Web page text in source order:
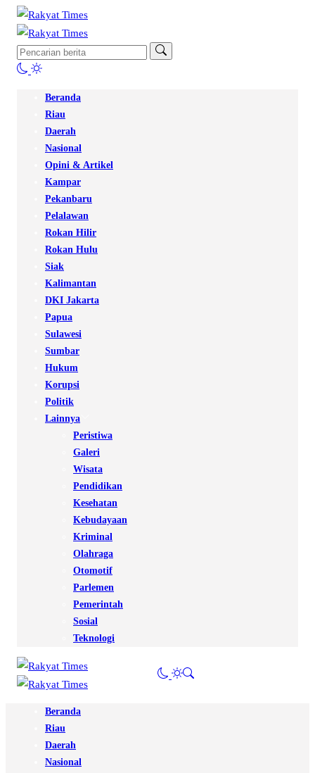
Beranda
Riau
Daerah
Nasional
Opini & Artikel
Kampar
Pekanbaru
Pelalawan
Rokan Hilir
Rokan Hulu
Siak
Kalimantan
DKI Jakarta
Papua
Sulawesi
Sumbar
Hukum
Korupsi
Politik
Lainnya
Peristiwa
Galeri
Wisata
Pendidikan
Kesehatan
Kebudayaan
Kriminal
Olahraga
Otomotif
Parlemen
Pemerintah
Sosial
Teknologi
Beranda
Riau
Daerah
Nasional